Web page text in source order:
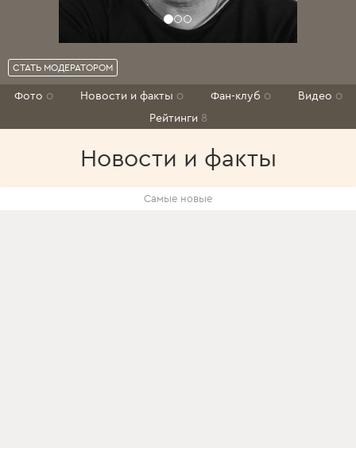
СТАТЬ МОДЕРАТОРОМ
Фото 0 Новости и факты 0 Фан-клуб 0 Видео 0
Рейтинги 8
Новости и факты
Самые новые